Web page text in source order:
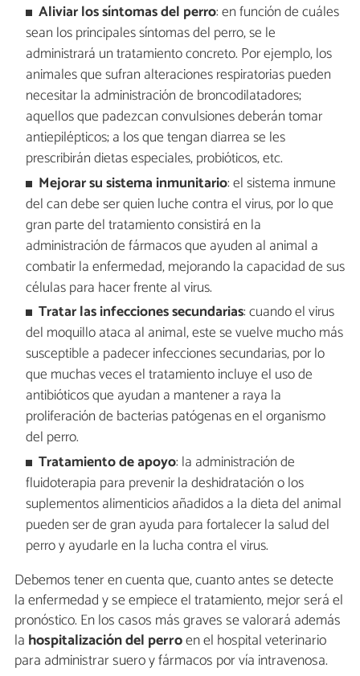
Aliviar los síntomas del perro: en función de cuáles
sean los principales síntomas del perro, se le
administrará un tratamiento concreto. Por ejemplo, los
animales que sufran alteraciones respiratorias pueden
necesitar la administración de broncodilatadores;
aquellos que padezcan convulsiones deberán tomar
antiepilépticos; a los que tengan diarrea se les
prescribirán dietas especiales, probióticos, etc.
Mejorar su sistema inmunitario: el sistema inmune
del can debe ser quien luche contra el virus, por lo que
gran parte del tratamiento consistirá en la
administración de fármacos que ayuden al animal a
combatir la enfermedad, mejorando la capacidad de sus
células para hacer frente al virus.
Tratar las infecciones secundarias: cuando el virus
del moquillo ataca al animal, este se vuelve mucho más
susceptible a padecer infecciones secundarias, por lo
que muchas veces el tratamiento incluye el uso de
antibióticos que ayudan a mantener a raya la
proliferación de bacterias patógenas en el organismo
del perro.
Tratamiento de apoyo: la administración de
fluidoterapia para prevenir la deshidratación o los
suplementos alimenticios añadidos a la dieta del animal
pueden ser de gran ayuda para fortalecer la salud del
perro y ayudarle en la lucha contra el virus.
Debemos tener en cuenta que, cuanto antes se detecte
la enfermedad y se empiece el tratamiento, mejor será el
pronóstico. En los casos más graves se valorará además
la hospitalización del perroen el hospital veterinario
para administrar suero y fármacos por vía intravenosa.